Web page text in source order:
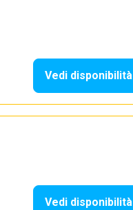
Vedi disponibilità
Vedi disponibilità